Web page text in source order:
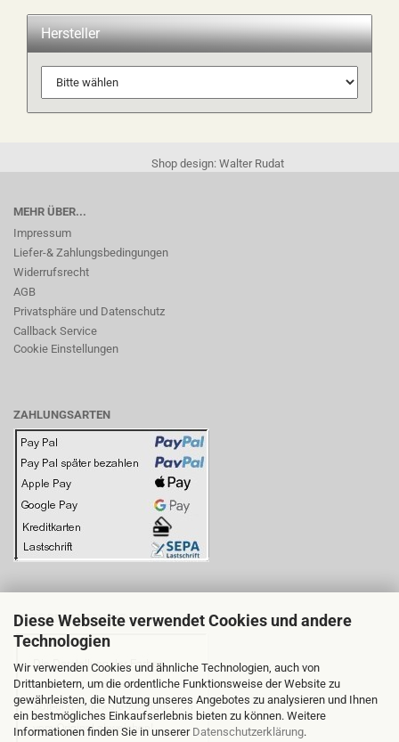
Diese Webseite verwendet Cookies und andere
Technologien
Wir verwenden Cookies und ähnliche Technologien, auch von
Drittanbietern, um die ordentliche Funktionsweise der Website zu
gewährleisten, die Nutzung unseres Angebotes zu analysieren und Ihnen
ein bestmögliches Einkaufserlebnis bieten zu können. Weitere
Informationen finden Sie in unserer Datenschutzerklärung.
Hersteller
Shop design: Walter Rudat
MEHR ÜBER...
Impressum
Liefer-& Zahlungsbedingungen
Widerrufsrecht
AGB
Privatsphäre und Datenschutz
Callback Service
Cookie Einstellungen
ZAHLUNGSARTEN
BITTE BEACHTEN SIE: